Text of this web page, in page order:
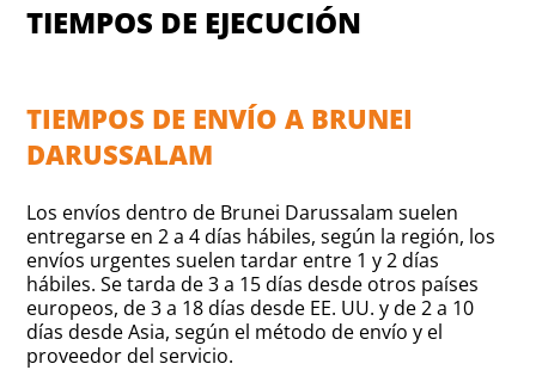
TIEMPOS DE EJECUCIÓN
TIEMPOS DE ENVÍO A BRUNEI
DARUSSALAM
Los envíos dentro de Brunei Darussalam suelen
entregarse en 2 a 4 días hábiles, según la región, los
envíos urgentes suelen tardar entre 1 y 2 días
hábiles. Se tarda de 3 a 15 días desde otros países
europeos, de 3 a 18 días desde EE. UU. y de 2 a 10
días desde Asia, según el método de envío y el
proveedor del servicio.